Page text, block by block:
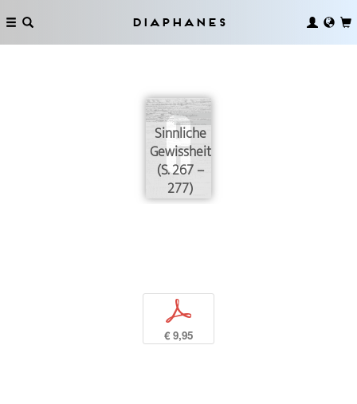
Diaphanes
Sinnliche
Gewissheit
(S. 267 –
277)
p
€ 9,95